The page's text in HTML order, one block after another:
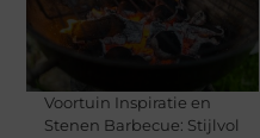
Voortuin Inspiratie en
Stenen Barbecue: Stijlvol